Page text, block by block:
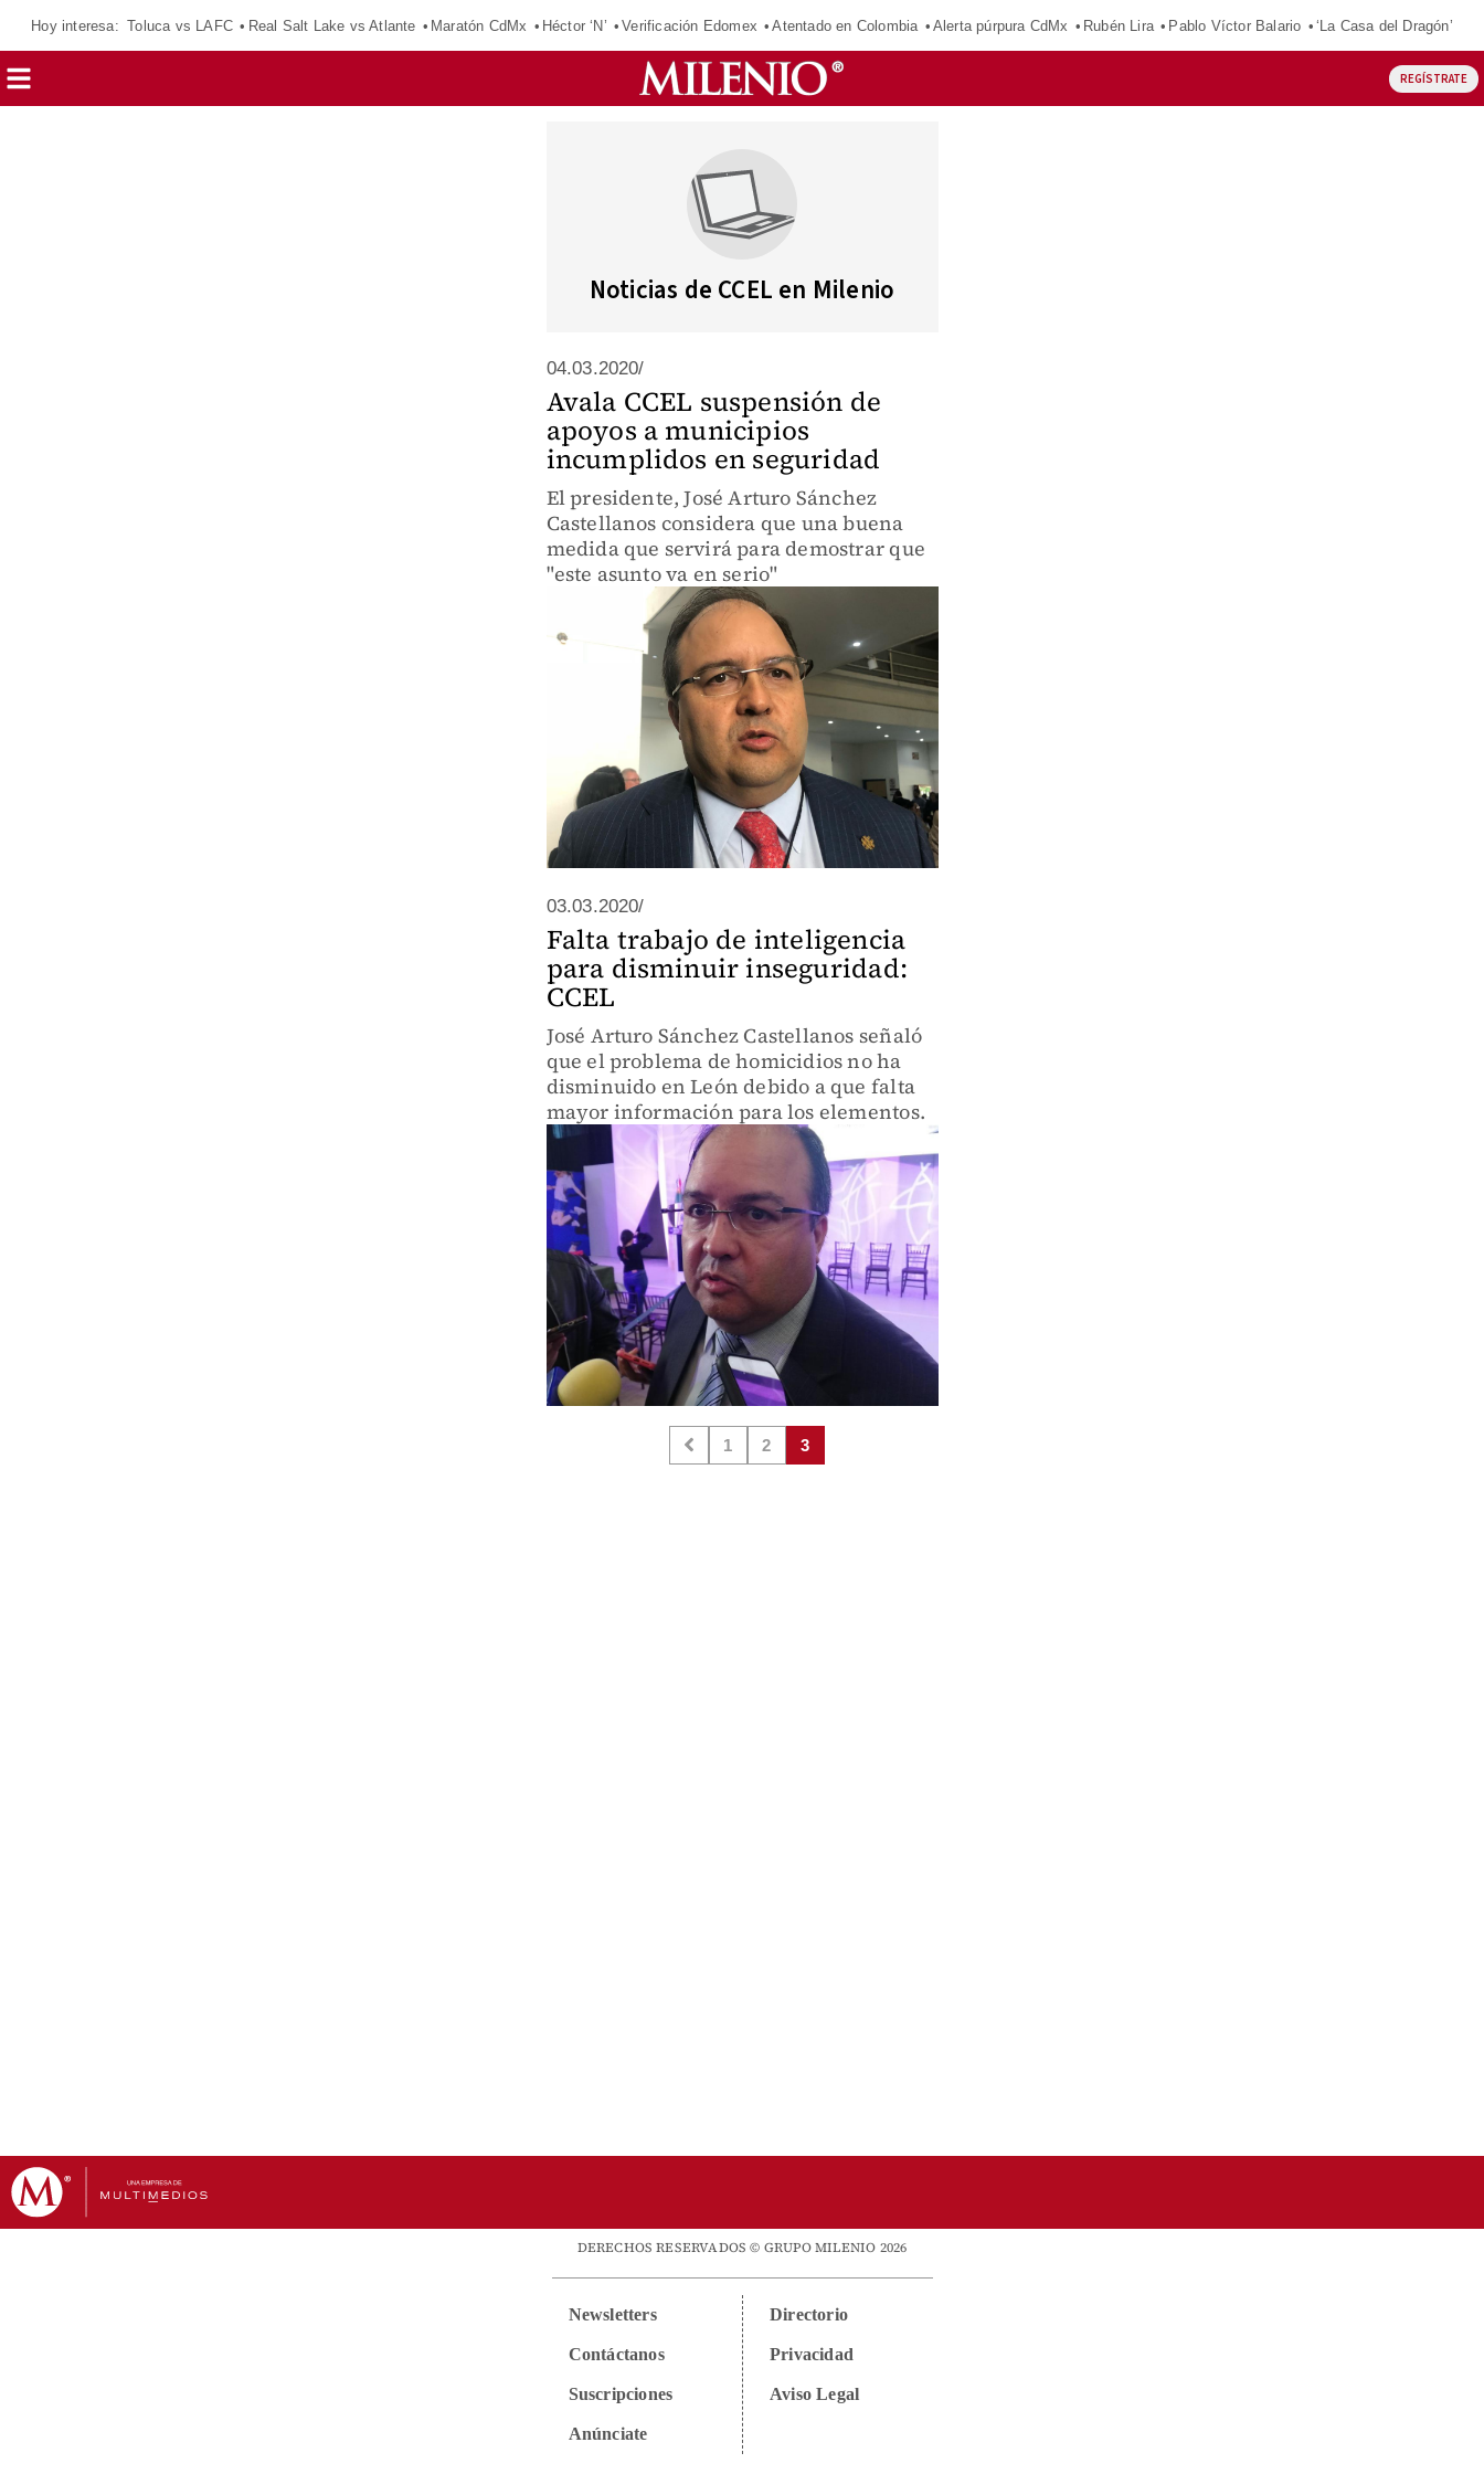
Hoy interesa: Toluca vs LAFC Real Salt Lake vs Atlante Maratón CdMx Héctor ‘N’ Verificación Edomex Atentado en Colombia Alerta púrpura CdMx Rubén Lira Pablo Víctor Balario ‘La Casa del Dragón’
REGÍSTRATE
Noticias de CCEL en Milenio
04.03.2020/
Avala CCEL suspensión de
apoyos a municipios
incumplidos en seguridad
El presidente, José Arturo Sánchez
Castellanos considera que una buena
medida que servirá para demostrar que
"este asunto va en serio"
03.03.2020/
Falta trabajo de inteligencia
para disminuir inseguridad:
CCEL
José Arturo Sánchez Castellanos señaló
que el problema de homicidios no ha
disminuido en León debido a que falta
mayor información para los elementos.
1 2 3
DERECHOS RESERVADOS © GRUPO MILENIO 2026
Newsletters
Contáctanos
Suscripciones
Anúnciate
Directorio
Privacidad
Aviso Legal